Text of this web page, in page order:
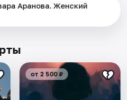
Аранова. Женский
от 2 500 ₽